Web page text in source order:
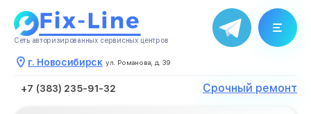
Сеть авторизированных сервисных центров
г. Новосибирск ул. Романова, д. 39
+7 (383) 235-91-32 Срочный ремонт